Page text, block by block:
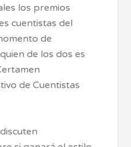
los premios
cuentistas del
de
de los dos es
de Cuentistas